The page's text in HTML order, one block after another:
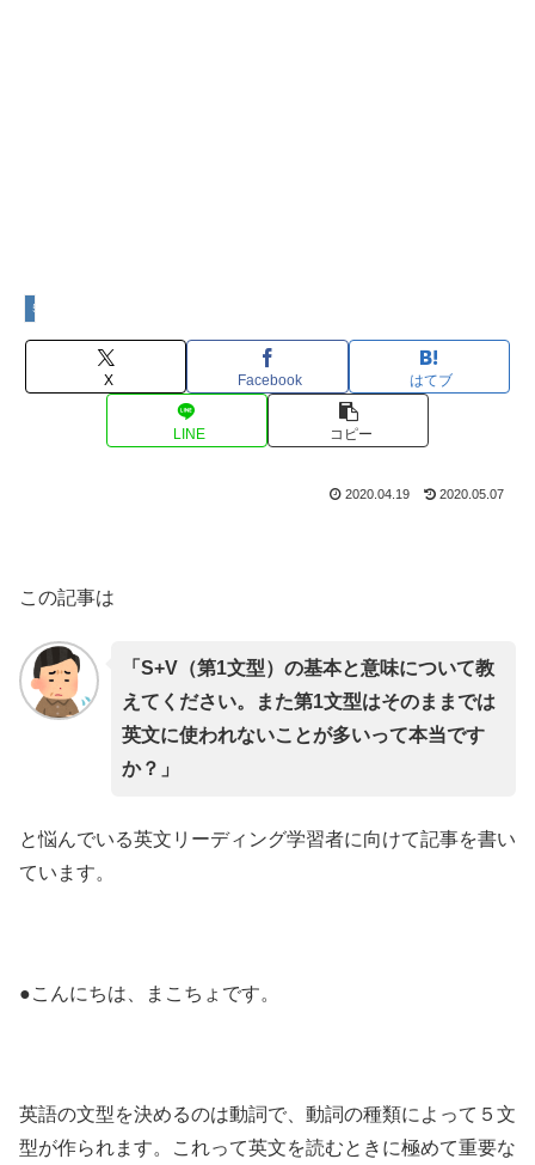
５文型
X Facebook はてブ
LINE コピー
2020.04.19 2020.05.07
この記事は
「S+V（第1文型）の基本と意味について教
えてください。また第1文型はそのままでは
英文に使われないことが多いって本当です
か？」
と悩んでいる英文リーディング学習者に向けて記事を書い
ています。
●こんにちは、まこちょです。
英語の文型を決めるのは動詞で、動詞の種類によって５文
型が作られます。これって英文を読むときに極めて重要な